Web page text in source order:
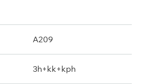
A209
3h+kk+kph